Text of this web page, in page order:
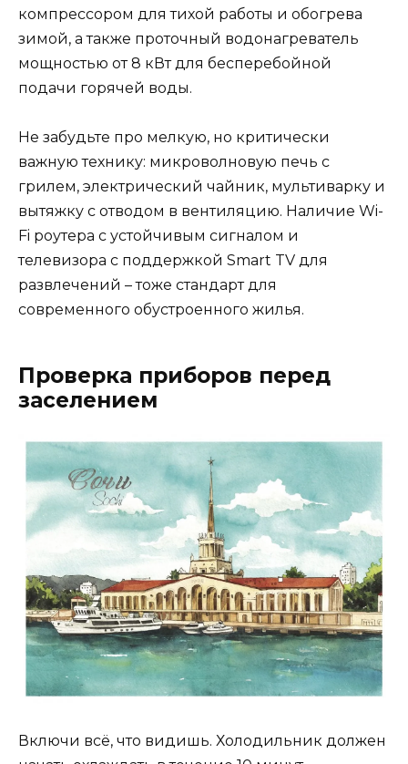
компрессором для тихой работы и обогрева
зимой, а также проточный водонагреватель
мощностью от 8 кВт для бесперебойной
подачи горячей воды.
Не забудьте про мелкую, но критически
важную технику: микроволновую печь с
грилем, электрический чайник, мультиварку и
вытяжку с отводом в вентиляцию. Наличие Wi-
Fi роутера с устойчивым сигналом и
телевизора с поддержкой Smart TV для
развлечений – тоже стандарт для
современного обустроенного жилья.
Проверка приборов перед
заселением
Включи всё, что видишь. Холодильник должен